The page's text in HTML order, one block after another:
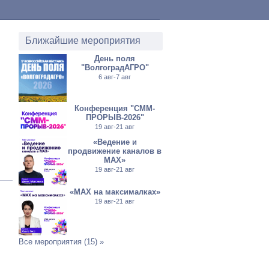
Ближайшие мероприятия
День поля
"ВолгоградАГРО"
6 авг-7 авг
Конференция "СММ-
ПРОРЫВ-2026"
19 авг-21 авг
«Ведение и
продвижение каналов в
МАХ»
19 авг-21 авг
«MAX на максималках»
19 авг-21 авг
Все мероприятия (15) »